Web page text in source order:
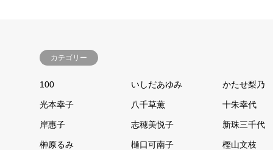
カテゴリー
100 いしだあゆみ かたせ梨乃
光本幸子 八千草薫 十朱幸代
岸惠子 志穂美悦子 新珠三千代
榊原るみ 樋口可南子 樫山文枝